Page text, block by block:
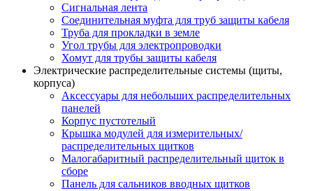
Сигнальная лента
Соединительная муфта для труб защиты кабеля
Труба для прокладки в земле
Угол трубы для электропроводки
Хомут для трубы защиты кабеля
Электрические распределительные системы (щиты,
корпуса)
Аксессуары для небольших распределительных
панелей
Корпус пустотелый
Крышка модулей для измерительных/
распределительных щитков
Малогабаритный распределительный щиток в
сборе
Панель для сальников вводных щитков